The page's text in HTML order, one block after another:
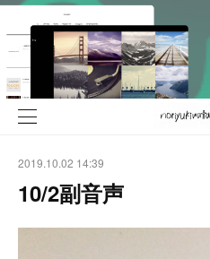
2019.10.02 14:39
10/2副音声